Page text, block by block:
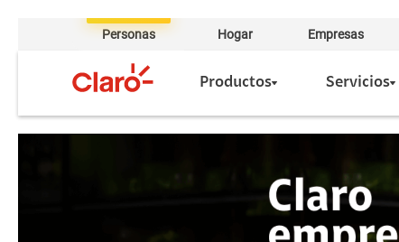
Personas Hogar Empresas
Productos Servicios